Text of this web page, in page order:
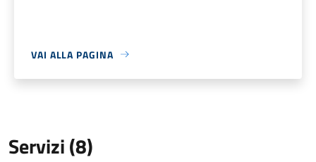
VAI ALLA PAGINA
Servizi (8)